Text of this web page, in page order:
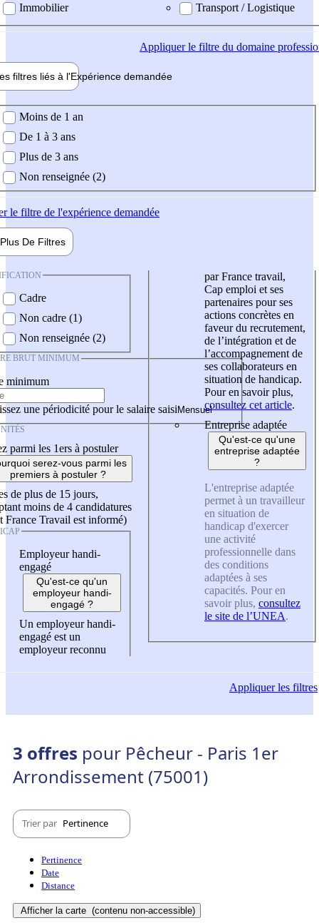
Immobilier
Transport / Logistique
Appliquerle filtre du domaine
filtres liés à l'Expérience demandée
demandée
Moins de 1 an
De 1 à 3 ans
Plus de 3 ans
Non renseignée (2)
le filtre de l'expérience demandée
Plus De Filtres
Cadre
Non cadre (1)
Non renseignée (2)
BRUT MINIMUM
minimum
une périodicité pour le salaire saisi
parmi les 1ers à postuler
serez-vous parmi les
premiers à postuler ?
de plus de 15 jours,
moins de 4 candidatures
France Travail est informé)
Employeur handi-
engagé
Qu'est-ce qu'un
employeur handi-
engagé ?
Un employeur handi-
engagé est un
employeur reconnu
par France travail,
Cap emploi et ses
partenaires pour ses
actions concrètes en
faveur du recrutement,
de l’intégration et de
l’accompagnement de
ses collaborateurs en
situation de handicap.
Pour en savoir plus,
consultez cet article.
Entreprise adaptée
Qu'est-ce qu'une
entreprise adaptée
?
L'entreprise adaptée
permet à un travailleur
en situation de
handicap d'exercer
une activité
professionnelle dans
des conditions
adaptées à ses
capacités. Pour en
savoir plus, consultez
le site de l’UNEA.
Appliquerles filtres
3 offres pour Pêcheur - Paris 1er
Arrondissement (75001)
Trier par Pertinence
Pertinence
Date
Distance
Afficher la carte (contenu non-accessible)